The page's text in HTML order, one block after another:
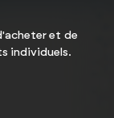
et de
individuels.